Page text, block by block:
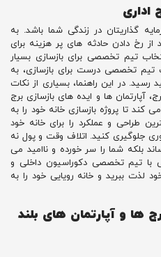
اداری
گذاریتان در زندگی شما باشد. به
رخ دادن حادثه های پر هزینه برای
تیم تخصصی برای بازسازی بسیار
تیم تخصصی درست برای بازسازی، به
رسید. در این راهنما، بسیاری از نکات
آپارتمان ها و ایده های بازسازی برج
تا پروژه بازسازی خانه خود را به
طراحی و عملکرد را برای خانه خود
جلوگیری کنید. اتلاف وقت و پول نه
بلکه شما را سر خورده و ناامید می
با تیم تخصصی دکوراسیون داخلی و
لذت ببرید و خانه رویایی خود را به
ها و آپارتمان های بلند